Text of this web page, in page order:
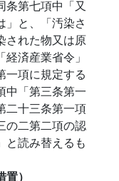
条第七項中「又
」と、「汚染さ
された物又は原
済産業省令」
一項に規定する
中「第三条第一
二十三条第一項
の二第二項の認
と読み替えるも
）